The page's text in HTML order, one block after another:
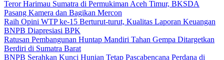
Teror Harimau Sumatra di Permukiman Aceh Timur, BKSDA
Pasang Kamera dan Bagikan Mercon
Raih Opini WTP ke-15 Berturut-turut, Kualitas Laporan Keuangan
BNPB Diapresiasi BPK
Ratusan Pembangunan Huntap Mandiri Tahan Gempa Ditargetkan
Berdiri di Sumatra Barat
BNPB Serahkan Kunci Hunian Tetap Pascabencana Perdana di